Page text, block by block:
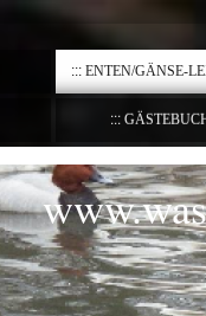
ENTEN/GÄNSE-